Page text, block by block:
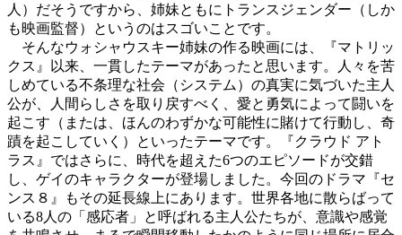
人）だそうですから、姉妹ともにトランスジェンダー（しか
も映画監督）というのはスゴいことです。
そんなウォシャウスキー姉妹の作る映画には、『マトリッ
クス』以来、一貫したテーマがあったと思います。人々を苦
しめている不条理な社会（システム）の真実に気づいた主人
公が、人間らしさを取り戻すべく、愛と勇気によって闘いを
起こす（または、ほんのわずかな可能性に賭けて行動し、奇
蹟を起こしていく）といったテーマです。『クラウド アト
ラス』ではさらに、時代を超えた6つのエピソードが交錯
し、ゲイのキャラクターが登場しました。今回のドラマ『セ
ンス８』もその延長線上にあります。世界各地に散らばって
いる8人の「感応者」と呼ばれる主人公たちが、意識や感覚